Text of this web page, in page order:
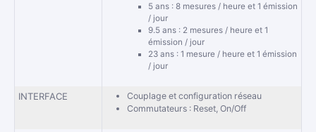
5 ans : 8 mesures / heure et 1 émission
/ jour
9.5 ans : 2 mesures / heure et 1
émission / jour
23 ans : 1 mesure / heure et 1 émission
/ jour
INTERFACE
Couplage et configuration réseau
Commutateurs : Reset, On/Off